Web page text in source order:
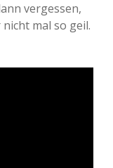
vergessen,
mal so geil.